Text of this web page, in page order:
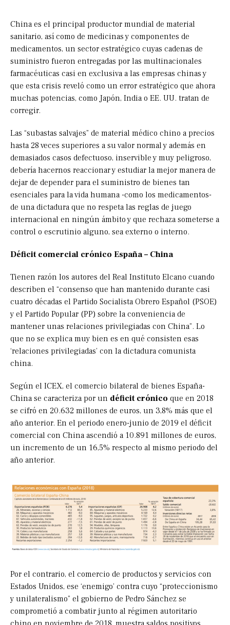
China es el principal productor mundial de material
sanitario, así como de medicinas y componentes de
medicamentos, un sector estratégico cuyas cadenas de
suministro fueron entregadas por las multinacionales
farmacéuticas casi en exclusiva a las empresas chinas y
que esta crisis reveló como un error estratégico que ahora
muchas potencias, como Japón, India o EE. UU. tratan de
corregir.
Las “subastas salvajes” de material médico chino a precios
hasta 28 veces superiores a su valor normal y además en
demasiados casos defectuoso, inservible y muy peligroso,
debería hacernos reaccionar y estudiar la mejor manera de
dejar de depender para el suministro de bienes tan
esenciales para la vida humana -como los medicamentos-
de una dictadura que no respeta las reglas de juego
internacional en ningún ámbito y que rechaza someterse a
control o escrutinio alguno, sea externo o interno.
Déficit comercial crónico España – China
Tienen razón los autores del Real Instituto Elcano cuando
describen el “consenso que han mantenido durante casi
cuatro décadas el Partido Socialista Obrero Español (PSOE)
y el Partido Popular (PP) sobre la conveniencia de
mantener unas relaciones privilegiadas con China”. Lo
que no se explica muy bien es en qué consisten esas
‘relaciones privilegiadas’ con la dictadura comunista
china.
Según el ICEX, el comercio bilateral de bienes España-
China se caracteriza por un déficit crónico que en 2018
se cifró en 20.632 millones de euros, un 3,8% más que el
año anterior. En el periodo enero-junio de 2019 el déficit
comercial con China ascendió a 10.891 millones de euros,
un incremento de un 16,5% respecto al mismo periodo del
año anterior.
Por el contrario, el comercio de productos y servicios con
Estados Unidos, ese ‘enemigo’ contra cuyo “proteccionismo
y unilateralismo” el gobierno de Pedro Sánchez se
comprometió a combatir junto al régimen autoritario